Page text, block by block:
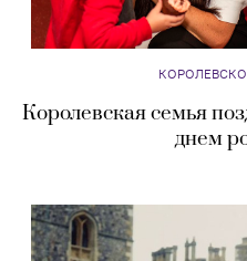
Королевская семья
днем